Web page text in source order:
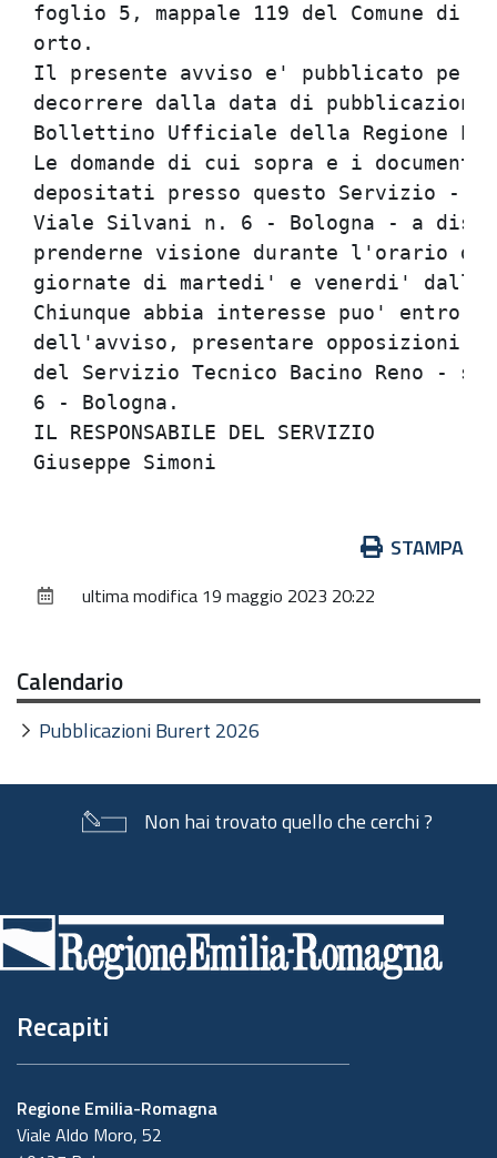
foglio 5, mappale 119 del
Il presente avviso e'
decorrere dalla data di
Bollettino Ufficiale
Le domande di cui sopra e i
depositati presso questo
Viale Silvani n. 6 -
prenderne visione durante
giornate di martedi' e
Chiunque abbia interesse
dell'avviso, presentare
del Servizio Tecnico Bacino
6 -
IL
documento
STAMPA
ultima modifica 19 maggio 2023 20:22
Calendario
Pubblicazioni Burert 2026
Non hai trovato quello che cerchi ?
di
pagina
Recapiti
Regione Emilia-Romagna
Viale Aldo Moro, 52